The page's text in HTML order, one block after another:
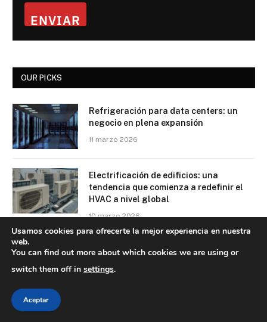
ENVIAR
OUR PICKS
Refrigeración para data centers: un
negocio en plena expansión
11 marzo 2026
Electrificación de edificios: una
tendencia que comienza a redefinir el
HVAC a nivel global
10 marzo 2026
La Fórmula del Confort Perfecto: Cómo
el Análisis Matemático y la IA están
redefiniendo los límites de la Eficiencia
Usamos cookies para ofrecerte la mejor experiencia en nuestra
web.
You can find out more about which cookies we are using or
switch them off in settings.
Aceptar